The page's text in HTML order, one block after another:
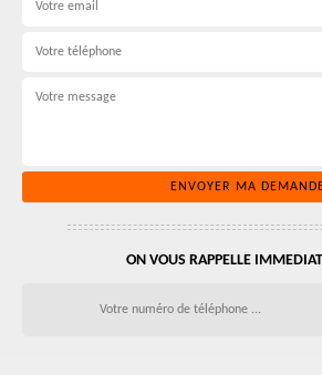
ON VOUS RAPPELLE